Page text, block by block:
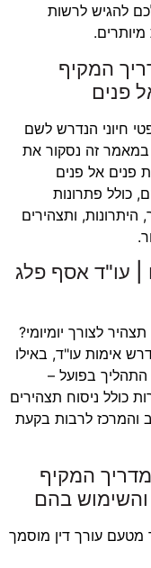
להגיש לרשות
המקיף
פנים
חיוני הנדרש לשם
במאמר זה נסקור את
פנים אל פנים
כולל פתרונות
ותצהירים
| עו"ד אסף פלג
לצורך יומיומי?
אימות עו"ד, באילו
בפועל –
כולל ניסוח תצהירים
והמרכז לרבות בקעת
המקיף
בהם
עורך דין מוסמך